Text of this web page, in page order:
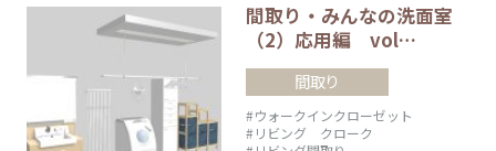
間取り・みんなの洗面室
（2）応用編 vol…
間取り
#ウォークインクローゼット
#リビング クローク